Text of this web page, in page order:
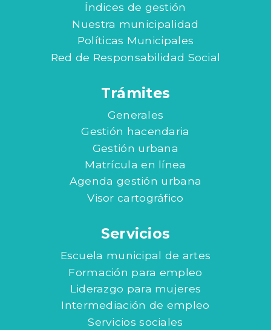
Índices de gestión
Nuestra municipalidad
Políticas Municipales
Red de Responsabilidad Social
Trámites
Generales
Gestión hacendaria
Gestión urbana
Matrícula en línea
Agenda gestión urbana
Visor cartográfico
Servicios
Escuela municipal de artes
Formación para empleo
Liderazgo para mujeres
Intermediación de empleo
Servicios sociales